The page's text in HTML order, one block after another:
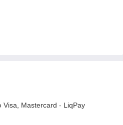
Visa, Mastercard - LiqPay